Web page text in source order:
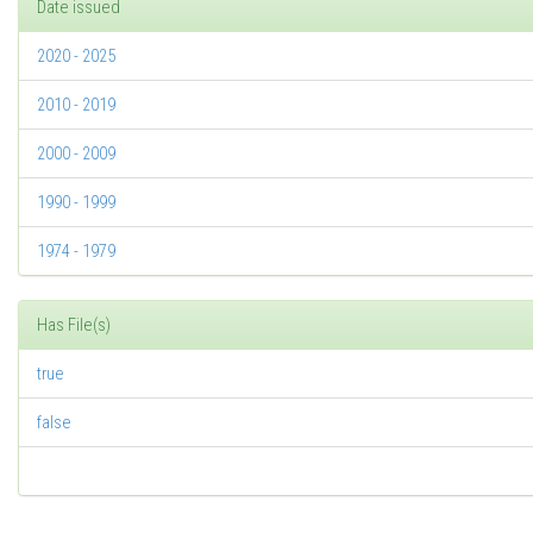
Date issued
2020 - 2025
2010 - 2019
2000 - 2009
1990 - 1999
1974 - 1979
Has File(s)
true
false